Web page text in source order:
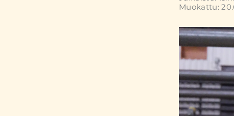
Muokattu: